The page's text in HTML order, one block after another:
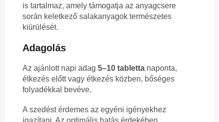
is tartalmaz, amely támogatja az anyagcsere
során keletkező salakanyagok természetes
kiürülését.
Adagolás
Az ajánlott napi adag 5–10 tabletta naponta,
étkezés előtt vagy étkezés közben, bőséges
folyadékkal bevéve.
A szedést érdemes az egyéni igényekhez
igazítani. Az optimális hatás érdekében